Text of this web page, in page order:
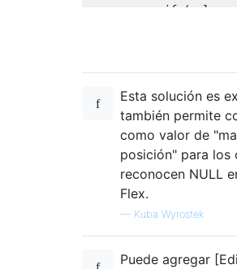
if
( value
else if (
{
                ID
= (
{
                ID
=
}
Esta solución es
también permite
como valor de
posición" para los
reconocen NULL
Flex.
— Kuba Wyrostek
Puede agregar